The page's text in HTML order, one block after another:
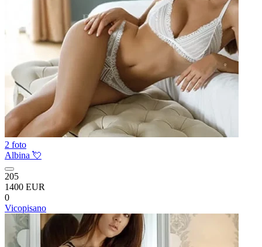
2 foto
Albina 💘
205
1400 EUR
0
Vicopisano